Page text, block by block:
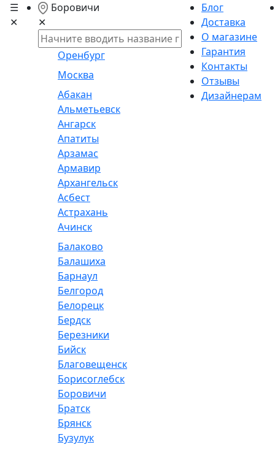
☰
✕
Боровичи
✕
Оренбург
Москва
Абакан
Альметьевск
Ангарск
Апатиты
Арзамас
Армавир
Архангельск
Асбест
Астрахань
Ачинск
Балаково
Балашиха
Барнаул
Белгород
Белорецк
Бердск
Березники
Бийск
Благовещенск
Борисоглебск
Боровичи
Братск
Брянск
Бузулук
Блог
Доставка
О магазине
Гарантия
Контакты
Отзывы
Дизайнерам